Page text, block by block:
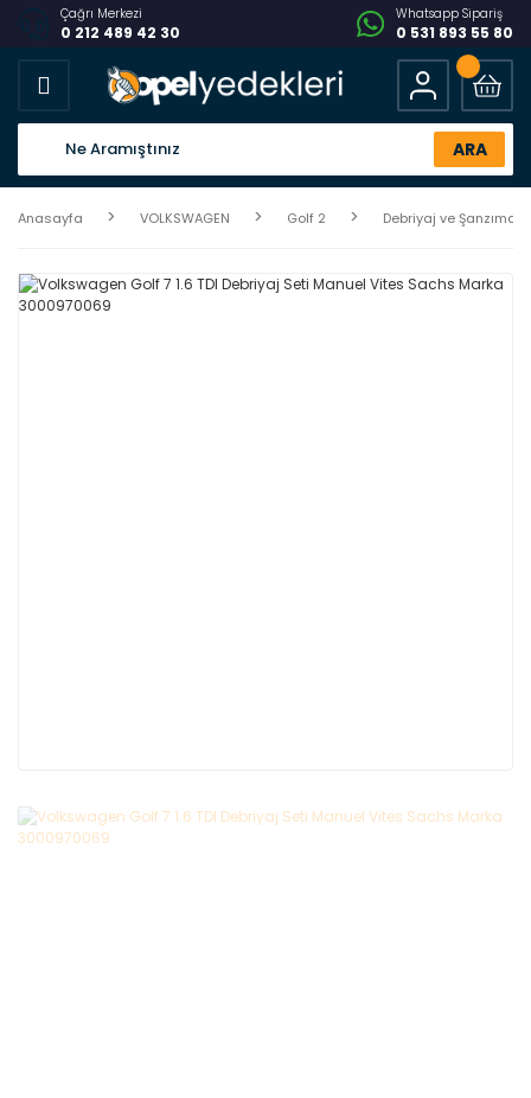
Çağrı Merkezi
0 212 489 42 30
Whatsapp Sipariş
0 531 893 55 80
ARA
Anasayfa VOLKSWAGEN Golf 2 Debriyaj ve Şanzıman